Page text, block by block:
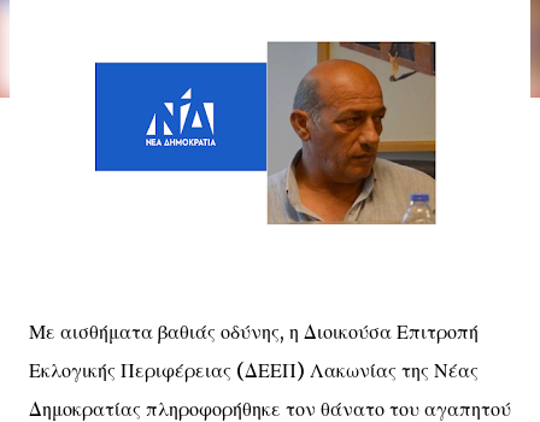
Με αισθήματα βαθιάς οδύνης, η Διοικούσα Επιτροπή
Εκλογικής Περιφέρειας (ΔΕΕΠ) Λακωνίας της Νέας
Δημοκρατίας πληροφορήθηκε τον θάνατο του αγαπητού